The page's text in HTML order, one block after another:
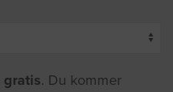
gratis. Du kommer